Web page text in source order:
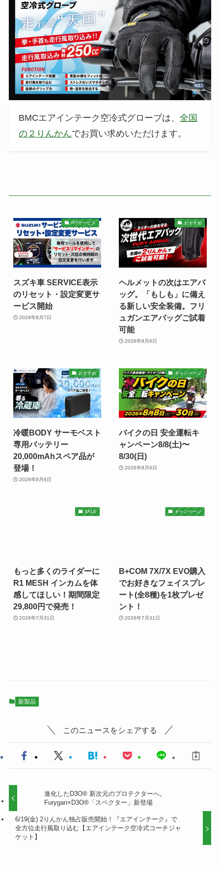
BMCエアインテーク空冷式グローブは、全国
の２りんかんでお買い求めいただけます。
PITサービス
スズキ車 SERVICE表示
のリセット・設定変更サ
ービス開始
2026年8月7日
おすすめ
ヘルメットの次はエアバ
ッグ。「もしも」に備え
る新しい安全装備。フリ
ュガンエアバッグご試着
可能
2026年8月6日
おすすめ
冷暖BODY サーモベスト
専用バッテリー
20,000mAhスペア品が
登場！
2026年8月6日
キャンペーン
バイクの日 安全運転キ
ャンペーン8/8(土)〜
8/30(日)
2026年8月6日
SALE
もっと多くのライダーに
R1 MESH インカムを体
感してほしい！期間限定
29,800円で発売！
2026年7月31日
キャンペーン
B+COM 7X/7X EVO購入
でお好きなフェイスプレ
ート(全8種)を1枚プレゼ
ント！
2026年7月31日
新製品
このニュースをシェアする
進化したD3O® 新次元のプロテクターへ。
Furygan×D3O®「スペクター」新登場
6/19(金) 2りんかん独占販売開始！『エアインテー
ク』で全方位走行風取り込む【エアインテーク空冷式
コーチジャケット】